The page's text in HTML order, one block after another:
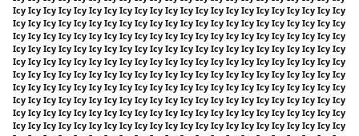
Icy Icy Icy Icy Icy Icy Icy Icy Icy Icy Icy Icy Icy Icy Icy Icy Icy Icy Icy Icy Icy Icy
Icy Icy Icy Icy Icy Icy Icy Icy Icy Icy Icy Icy Icy Icy Icy Icy Icy Icy Icy Icy Icy Icy
Icy Icy Icy Icy Icy Icy Icy Icy Icy Icy Icy Icy Icy Icy Icy Icy Icy Icy Icy Icy Icy Icy
Icy Icy Icy Icy Icy Icy Icy Icy Icy Icy Icy Icy Icy Icy Icy Icy Icy Icy Icy Icy Icy Icy
Icy Icy Icy Icy Icy Icy Icy Icy Icy Icy Icy Icy Icy Icy Icy Icy Icy Icy Icy Icy Icy Icy
Icy Icy Icy Icy Icy Icy Icy Icy Icy Icy Icy Icy Icy Icy Icy Icy Icy Icy Icy Icy Icy Icy
Icy Icy Icy Icy Icy Icy Icy Icy Icy Icy Icy Icy Icy Icy Icy Icy Icy Icy Icy Icy Icy Icy
Icy Icy Icy Icy Icy Icy Icy Icy Icy Icy Icy Icy Icy Icy Icy Icy Icy Icy Icy Icy Icy Icy
Icy Icy Icy Icy Icy Icy Icy Icy Icy Icy Icy Icy Icy Icy Icy Icy Icy Icy Icy Icy Icy Icy
Icy Icy Icy Icy Icy Icy Icy Icy Icy Icy Icy Icy Icy Icy Icy Icy Icy Icy Icy Icy Icy Icy